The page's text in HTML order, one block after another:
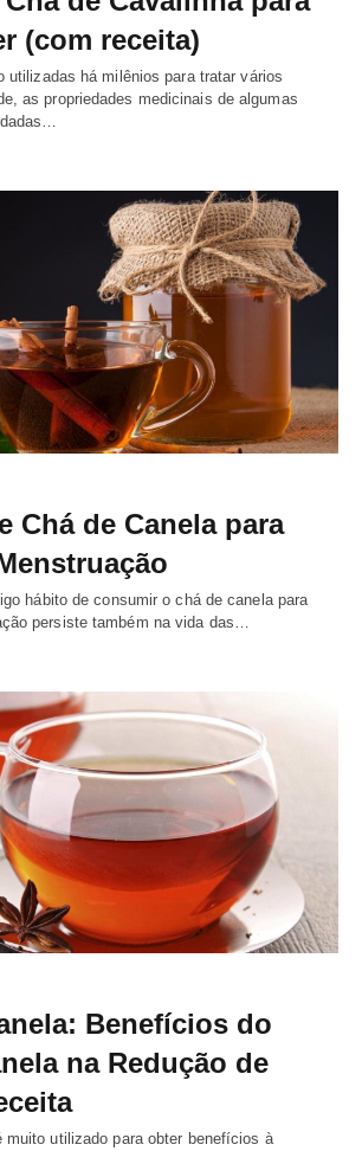
(com receita)
utilizadas há milênios para tratar vários
as propriedades medicinais de algumas
Chá de Canela para
hábito de consumir o chá de canela para
persiste também na vida das…
Benefícios do
na Redução de
muito utilizado para obter benefícios à